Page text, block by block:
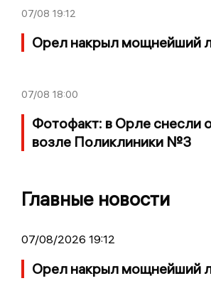
07/08 19:12
Орел накрыл мощнейший
07/08 18:00
Фотофакт: в Орле снесли
возле Поликлиники №3
Главные новости
07/08/2026 19:12
Орел накрыл мощнейший